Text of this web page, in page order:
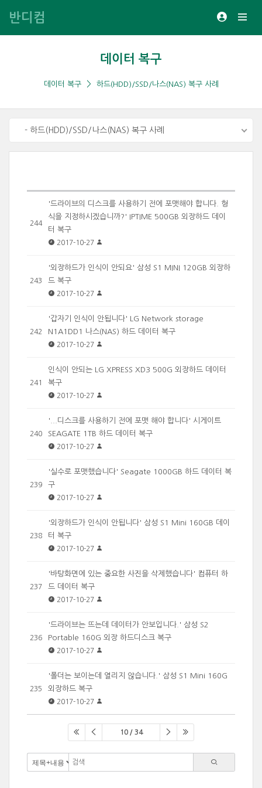
반디컴
데이터 복구
데이터 복구 하드(HDD)/SSD/나스(NAS) 복구 사례
- 하드(HDD)/SSD/나스(NAS) 복구 사례
244
'드라이브의 디스크를 사용하기 전에 포맷해야 합니다. 형
식을 지정하시겠습니까?' IPTIME 500GB 외장하드 데이
터 복구
2017-10-27
243
'외장하드가 인식이 안되요' 삼성 S1 MINI 120GB 외장하
드 복구
2017-10-27
242
'갑자기 인식이 안됩니다' LG Network storage
N1A1DD1 나스(NAS) 하드 데이터 복구
2017-10-27
241
인식이 안되는 LG XPRESS XD3 500G 외장하드 데이터
복구
2017-10-27
240
'...디스크를 사용하기 전에 포맷 해야 합니다' 시게이트
SEAGATE 1TB 하드 데이터 복구
2017-10-27
239
'실수로 포맷했습니다' Seagate 1000GB 하드 데이터 복
구
2017-10-27
238
'외장하드가 인식이 안됩니다' 삼성 S1 Mini 160GB 데이
터 복구
2017-10-27
237
'바탕화면에 있는 중요한 사진을 삭제했습니다' 컴퓨터 하
드 데이터 복구
2017-10-27
236
'드라이브는 뜨는데 데이터가 안보입니다.' 삼성 S2
Portable 160G 외장 하드디스크 복구
2017-10-27
235
'폴더는 보이는데 열리지 않습니다.' 삼성 S1 Mini 160G
외장하드 복구
2017-10-27
10 / 34